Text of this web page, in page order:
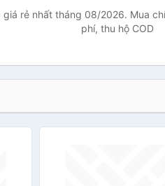
rẻ nhất tháng 08/2026. Mua
phí, thu hộ COD